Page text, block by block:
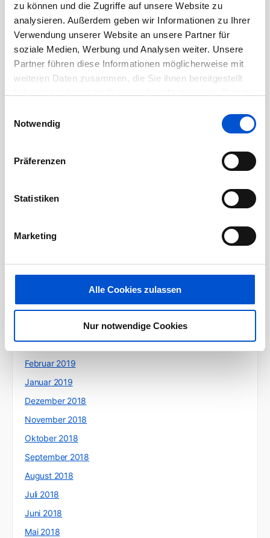
zu können und die Zugriffe auf unsere Website zu
analysieren. Außerdem geben wir Informationen zu Ihrer
Verwendung unserer Website an unsere Partner für
soziale Medien, Werbung und Analysen weiter. Unsere
Partner führen diese Informationen möglicherweise mit
weiteren Daten zusammen, die Sie ihnen bereitgestellt
Notwendig
Präferenzen
Statistiken
Marketing
Alle Cookies zulassen
Nur notwendige Cookies
September 2020
August 2020
Juli 2020
Juni 2020
Mai 2020
März 2020
Januar 2020
November 2019
September 2019
Mai 2019
März 2019
Februar 2019
Januar 2019
Dezember 2018
November 2018
Oktober 2018
September 2018
August 2018
Juli 2018
Juni 2018
Mai 2018